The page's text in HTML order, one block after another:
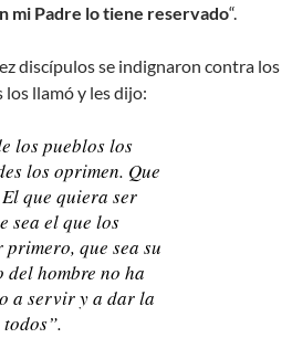
mi Padre lo tiene reservado“.
discípulos se indignaron contra los
los llamó y les dijo:
los pueblos los
los oprimen. Que
que quiera ser
sea el que los
que sea su
hombre no ha
a servir y a dar la